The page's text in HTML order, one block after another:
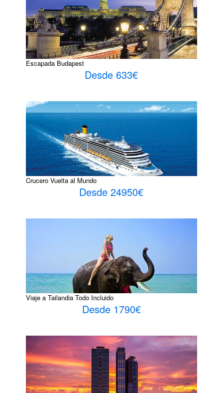
Escapada Budapest
Desde 633€
Crucero Vuelta al Mundo
Desde 24950€
Viaje a Tailandia Todo Incluido
Desde 1790€